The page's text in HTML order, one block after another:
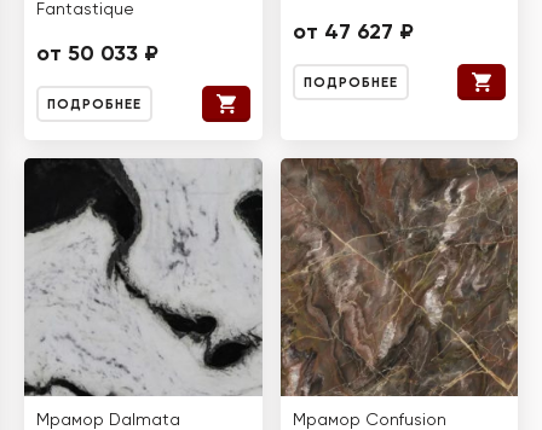
Fantastique
от 50 033 ₽
ПОДРОБНЕЕ
от 47 627 ₽
ПОДРОБНЕЕ
Мрамор Dalmata Мрамор Confusion